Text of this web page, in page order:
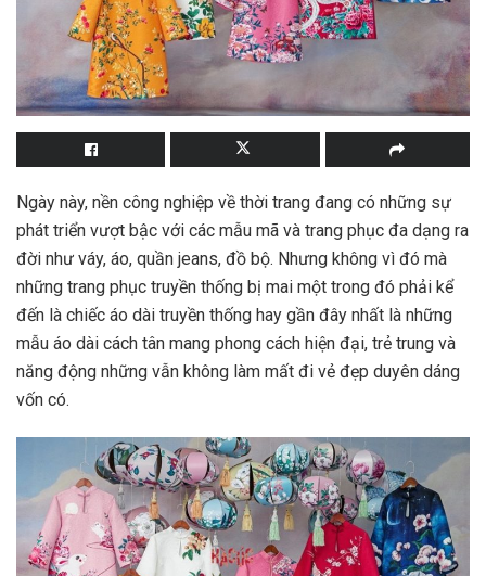
Ngày này, nền công nghiệp về thời trang đang có những sự
phát triển vượt bậc với các mẫu mã và trang phục đa dạng ra
đời như váy, áo, quần jeans, đồ bộ. Nhưng không vì đó mà
những trang phục truyền thống bị mai một trong đó phải kể
đến là chiếc áo dài truyền thống hay gần đây nhất là những
mẫu áo dài cách tân mang phong cách hiện đại, trẻ trung và
năng động những vẫn không làm mất đi vẻ đẹp duyên dáng
vốn có.